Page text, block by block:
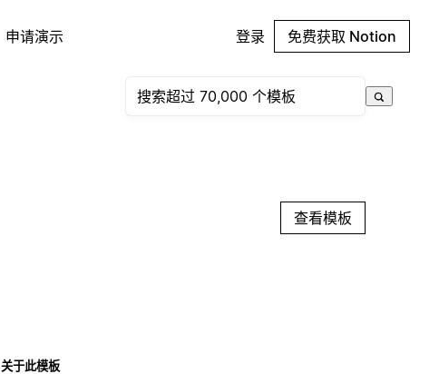
申请演示 登录 免费获取 Notion
查看模板
关于此模板